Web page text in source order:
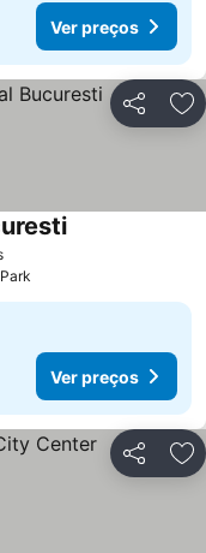
Ver preços
Partilhar
Ver preços
Ver preços
Ver preços
Partilhar